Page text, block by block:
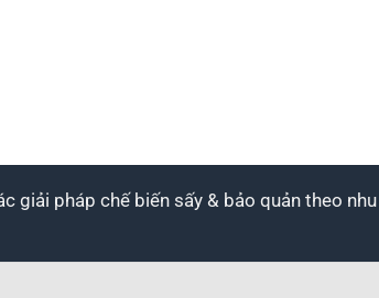
giải pháp chế biến sấy & bảo quản theo